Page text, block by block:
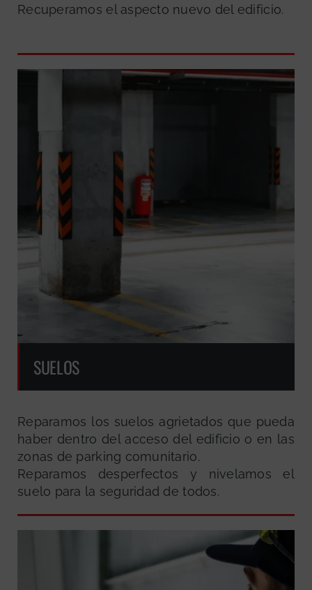
Recuperamos el aspecto nuevo del edificio.
SUELOS
Reparamos los suelos agrietados que pueda
haber dentro del acceso del edificio o en las
zonas de parking comunitario.
Reparamos desperfectos y nivelamos el
suelo para la seguridad de todos.